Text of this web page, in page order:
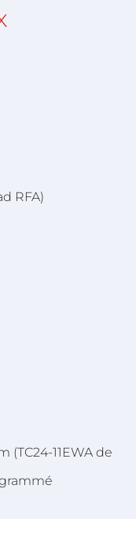
RFA)
(TC24-11EWA de